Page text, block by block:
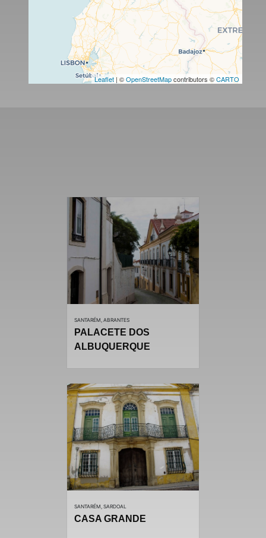
Leaflet | ©OpenStreetMapcontributors ©CARTO
SANTARÉM, ABRANTES
PALACETE DOS
ALBUQUERQUE
SANTARÉM, SARDOAL
CASA GRANDE